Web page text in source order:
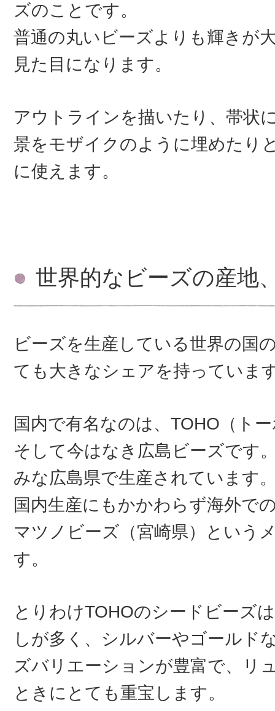
ズのことです。
普通の丸いビーズよりも輝きが
見た目になります。
アウトラインを描いたり、帯状
景をモザイクのように埋めたり
に使えます。
世界的なビーズの産地
ビーズを生産している世界の国
ても大きなシェアを持っていま
国内で有名なのは、TOHO（ト
そして今はなき広島ビーズです
みな広島県で生産されています
国内生産にもかかわらず海外で
マツノビーズ（宮崎県）という
す。
とりわけTOHOのシードビーズ
しが多く、シルバーやゴールド
ズバリエーションが豊富で、リ
ときにとても重宝します。